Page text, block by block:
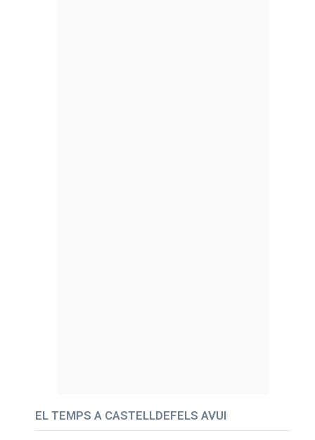
EL TEMPS A CASTELLDEFELS AVUI